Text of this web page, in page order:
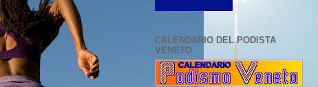
CALENDARIO DEL PODISTA
VENETO